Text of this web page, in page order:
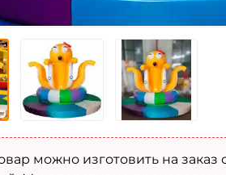
можно изготовить на